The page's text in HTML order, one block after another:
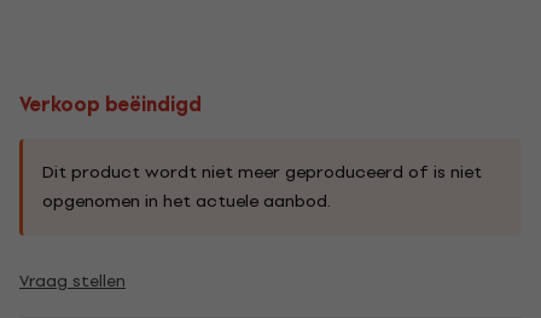
Verkoop beëindigd
Dit product wordt niet meer geproduceerd of is niet
opgenomen in het actuele aanbod.
Vraag stellen